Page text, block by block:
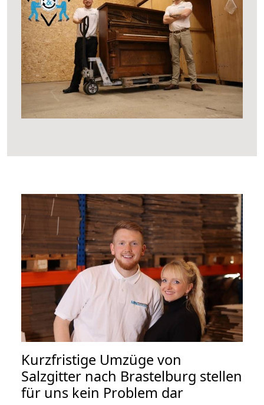
Kurzfristige Umzüge von
Salzgitter nach Brastelburg stellen
für uns kein Problem dar